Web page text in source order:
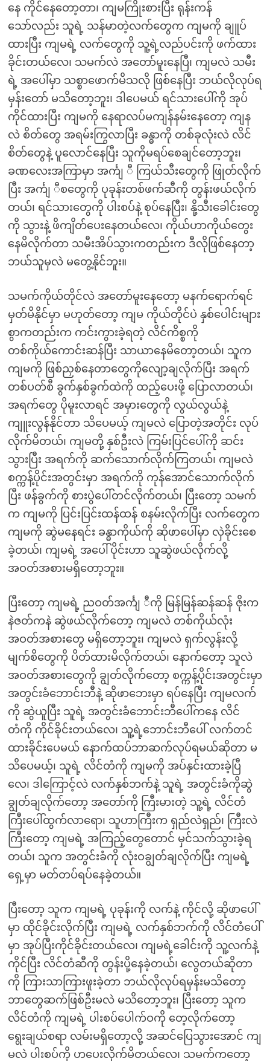
နေ ကိုင်နေတော့တာ၊ ကျမကြိုးစားပြီး ရုန်းကန်
သော်လည်း သူရဲ့ သန်မာတဲ့လက်တွေက ကျမကို ချူပ်
ထားပြီး ကျမရဲ့ လက်တွေကို သူ့ရဲ့လည်ပင်းကို ဖက်ထား
ခိုင်းတယ်လေ၊ သမက်လဲ အတော်မူးနေပြီ၊ ကျမလဲ သမီး
ရဲ့ အပေါ်မှာ သစ္စာဖောက်မိသလို ဖြစ်နေပြီး ဘယ်လိုလုပ်ရ
မှန်းတော် မသိတော့ဘူး၊ ဒါပေမယ် ရင်သားပေါ်ကို အုပ်
ကိုင်ထားပြီး ကျမကို နေရာလပ်မကျန်နမ်းနေတော့ ကျန
လဲ စိတ်တွေ အရမ်းကြွလာပြီး ခန္ဓာကို တစ်ခုလုံးလဲ လိင်
စိတ်တွေနဲ့ ပူလောင်နေပြီး သူကိုမရပ်စေချင်တော့ဘူး၊
ခဏလေးအကြာမှာ အင်္ကျ ီ ကြယ်သီးတွေကို ဖြုတ်လိုက်
ပြီး အင်္ကျ ီစတွေကို ပုခုန်းတစ်ဖက်ဆီကို တွန်းဖယ်လိုက်
တယ်၊ ရင်သားတွေကို ပါးစပ်နဲ့ စုပ်နေပြီး၊ နို့သီးခေါင်းတွေ
ကို သွားနဲ့ ဖိကျိတ်ပေးနေတယ်လေ၊ ကိုယ်ဟာကိုယ်တွေး
နေမိလိုက်တာ သမီးအိပ်သွားကတည်းက ဒီလိုဖြစ်နေတာ့
ဘယ်သူမှလဲ မတွေ့နိုင်ဘူး။
သမက်ကိုယ်တိုင်လဲ အတော်မူးနေတော့ မနက်ရောက်ရင်
မှတ်မိနိုင်မှာ မဟုတ်တော့ ကျမ ကိုယ်တိုင်ပဲ နှစ်ပေါင်းများ
စွာကတည်းက ကင်းကွားခဲ့ရတဲ့ လိင်ကိစ္စကို
တစ်ကိုယ်ကောင်းဆန်ပြီး သာယာနေမိတော့တယ်၊ သူက
ကျမကို ဖြစ်ညှစ်နေတာတွေကိုလျော့ချလိုက်ပြီး အရက်
တစ်ပတ်စီ ခွက်နှစ်ခွက်ထဲကို ထည့်ပေးဖို့ ပြောလာတယ်၊
အရက်တွေ ပိုမူးလာရင် အမှားတွေကို လွယ်လွယ်နဲ့
ကျူးလွန်နိုင်တာ သိပေမယ့် ကျမလဲ ပြောတဲ့အတိုင်း လုပ်
လိုက်မိတယ်၊ ကျမတို့ နှစ်ဦးလဲ ကြမ်းပြင်ပေါ်ကို ဆင်း
သွားပြီး အရက်ကို ဆက်သောက်လိုက်ကြတယ်၊ ကျမလဲ
စက္ကန့်ပိုင်းအတွင်းမှာ အရက်ကို ကုန်အောင်သောက်လိုက်
ပြီး ဖန်ခွက်ကို စားပွဲပေါ်တင်လိုက်တယ်၊ ပြီးတော့ သမက်
က ကျမကို ပြင်းပြင်းထန်ထန် စနမ်းလိုက်ပြီး လက်တွေက
ကျမကို ဆွဲမနေရင်း ခန္ဓာကိုယ်ကို ဆိုဖာပေါ်မှာ လှဲခိုင်းစေ
ခဲ့တယ်၊ ကျမရဲ့ အပေါ်ပိုင်းဟာ သူဆွဲဖယ်လိုက်လို့
အဝတ်အစားမရှိတော့ဘူး။
ပြီးတော့ ကျမရဲ့ ညဝတ်အင်္ကျ ီကို မြန်မြန်ဆန်ဆန် ဇိုးက
နဲဇတ်ကနဲ ဆွဲဖယ်လိုက်တော့ ကျမလဲ တစ်ကိုယ်လုံး
အဝတ်အစားတွေ မရှိတော့ဘူး၊ ကျမလဲ ရှက်လွန်းလို့
မျက်စိတွေကို ပိတ်ထားမိလိုက်တယ်၊ နောက်တော့ သူလဲ
အဝတ်အစားတွေကို ချွတ်လိုက်တော့ စက္ကန့်ပိုင်းအတွင်းမှာ
အတွင်းခံဘောင်းဘီနဲ့ ဆိုဖာဘေးမှာ ရပ်နေပြီး ကျမလက်
ကို ဆွဲယူပြီး သူရဲ့ အတွင်းခံဘောင်းဘီပေါ်ကနေ လိင်
တံကို ကိုင်ခိုင်းတယ်လေ၊ သူ့ရဲ့ဘောင်းဘီပေါ် လက်တင်
ထားခိုင်းပေမယ် နောက်ထပ်ဘာဆက်လုပ်ရမယ်ဆိုတာ မ
သိပေမယ့်၊ သူရဲ့ လိင်တံကို ကျမကို အပ်နှင်းထားခဲ့ပြီ
လေ၊ ဒါကြောင့်လဲ လက်နှစ်ဘက်နဲ့ သူရဲ့ အတွင်းခံကိုဆွဲ
ချွတ်ချလိုက်တော့ အတော်ကို ကြီးမားတဲ့ သူ့ရဲ့ လိင်တံ
ကြီးပေါ်ထွက်လာရော၊ သူဟာကြီးက ရှည်လဲရှည်၊ ကြီးလဲ
ကြီးတော့ ကျမရဲ့ အကြည့်တွေတောင် မှင်သက်သွားခဲ့ရ
တယ်၊ သူက အတွင်းခံကို လုံးဝချွတ်ချလိုက်ပြီး ကျမရဲ့
ရှေ့မှာ မတ်တပ်ရပ်နေခဲ့တယ်။
ပြီးတော့ သူက ကျမရဲ့ ပုခုန်းကို လက်နဲ့ ကိုင်လို့ ဆိုဖာပေါ်
မှာ ထိုင်ခိုင်းလိုက်ပြီး ကျမရဲ့ လက်နှစ်ဘက်ကို လိင်တံပေါ်
မှာ အုပ်ပြီးကိုင်ခိုင်းတယ်လေ၊ ကျမရဲ့ခေါင်းကို သူ့လက်နဲ့
ကိုင်ပြီး လိင်တံဆီကို တွန်းပို့နေခဲ့တယ်၊ လွေတယ်ဆိုတာ
ကို ကြားသာကြားဖူးခဲ့တာ ဘယ်လိုလုပ်ရမှန်းမသိတော့
ဘာတွေဆက်ဖြစ်ဦးမလဲ မသိတော့ဘူး၊ ပြီးတော့ သူက
လိင်တံကို ကျမရဲ့ ပါးစပ်ပေါက်ဝကို တေ့လိုက်တော့
ရွေးချယ်စရာ လမ်းမရှိတော့လို့ အဆင်ပြေသွားအောင် ကျ
မလဲ ပါးစပ်ကို ဟပေးလိုက်မိတယ်လေ၊ သမက်ကတော့